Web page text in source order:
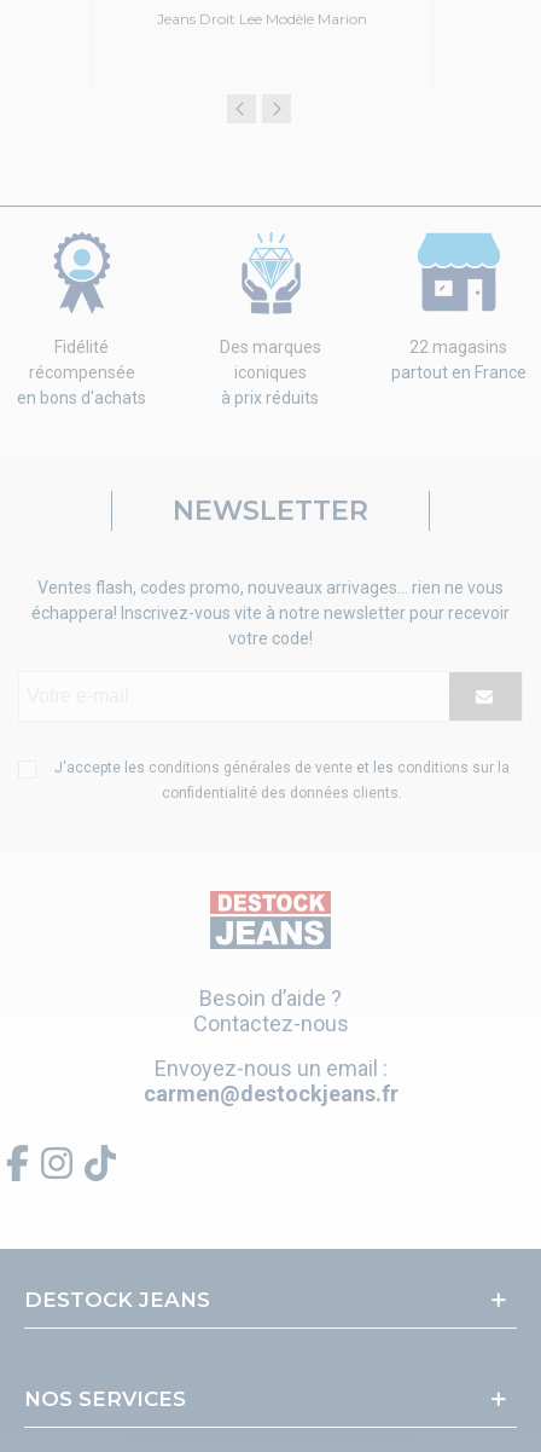
Jeans Droit Lee Modèle Marion
Fidélité
récompensée
en bons d'achats
Des marques
iconiques
à prix réduits
22 magasins
partout en France
NEWSLETTER
Ventes flash, codes promo, nouveaux arrivages... rien ne vous
échappera! Inscrivez-vous vite à notre newsletter pour recevoir
votre code!
J'accepte les conditions générales de vente et les conditions sur la
confidentialité des données clients
Besoin d’aide ?
Contactez-nous
Envoyez-nous un email :
carmen@destockjeans.fr
DESTOCK JEANS
NOS SERVICES